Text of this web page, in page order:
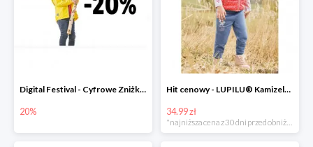
Digital Festival - Cyfrowe Zniżki Ubrania dla dzieci w Lidlu -20%
20%
Hit cenowy - LUPILU® Kamizelka pikowana dziewczęca
34.99 zł